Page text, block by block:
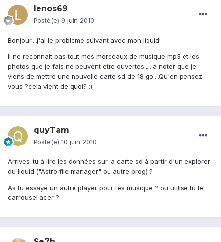
lenos69
Posté(e) 9 juin 2010
Bonjour....j'ai le probleme suivant avec mon liquid:
Il ne reconnait pas tout mes morceaux de musique mp3 et les
photos que je fais ne peuvent etre ouvertes......a noter que je
viens de mettre une nouvelle carte sd de 18 go....Qu'en pensez
vous ?cela vient de quoi? :(
quyTam
Posté(e) 10 juin 2010
Arrives-tu à lire les données sur la carte sd à partir d'un explorer
du liquid ("Astro file manager" ou autre prog) ?
As tu essayé un autre player pour tes musique ? ou utilise tu le
carrousel acer ?